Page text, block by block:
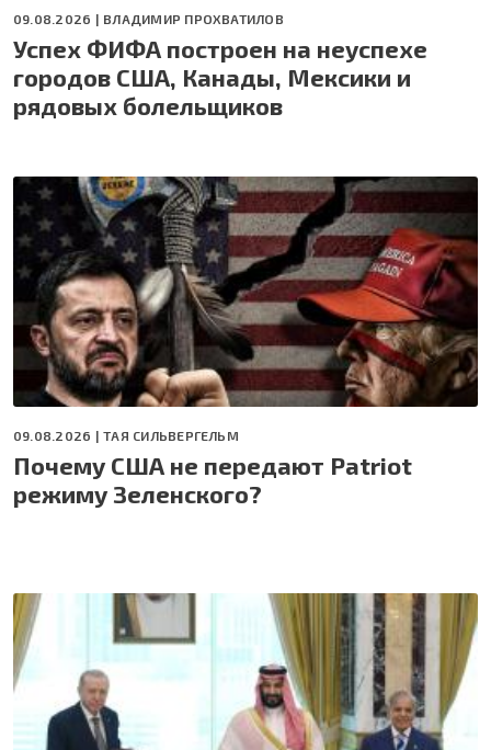
09.08.2026 | ВЛАДИМИР ПРОХВАТИЛОВ
Успех ФИФА построен на неуспехе
городов США, Канады, Мексики и
рядовых болельщиков
09.08.2026 |ТАЯ СИЛЬВЕРГЕЛЬМ
Почему США не передают Patriot
режиму Зеленского?